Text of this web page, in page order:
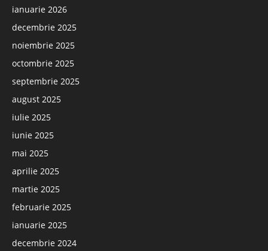
ianuarie 2026
decembrie 2025
noiembrie 2025
octombrie 2025
septembrie 2025
august 2025
iulie 2025
iunie 2025
mai 2025
aprilie 2025
martie 2025
februarie 2025
ianuarie 2025
decembrie 2024